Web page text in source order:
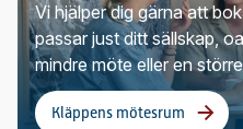
Vi hjälper dig gärna att
passar just ditt sällskap,
mindre möte eller en
Kläppens mötesrum